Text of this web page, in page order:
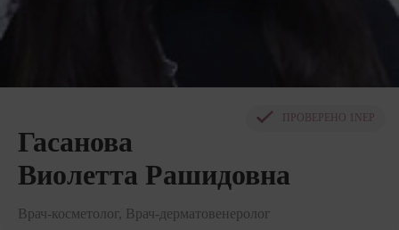
ПРОВЕРЕНО 1NEP
Гасанова
Виолетта Рашидовна
Врач-косметолог, Врач-дерматовенеролог